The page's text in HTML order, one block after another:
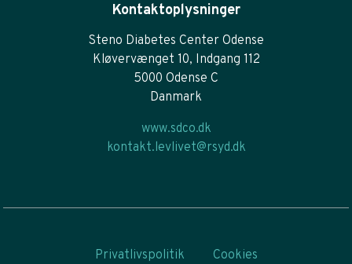
Kontaktoplysninger
Steno Diabetes Center Odense
Kløvervænget 10, Indgang 112
5000 Odense C
Danmark
www.sdco.dk
kontakt.levlivet@rsyd.dk
Privatlivspolitik Cookies